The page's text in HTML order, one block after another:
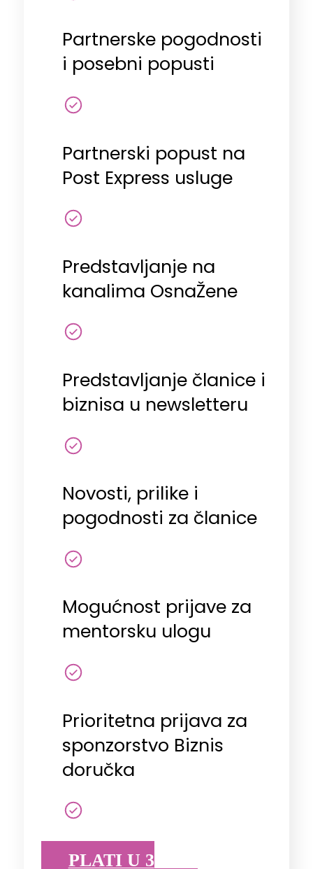
Partnerske pogodnosti
i posebni popusti
Partnerski popust na
Post Express usluge
Predstavljanje na
kanalima OsnaŽene
Predstavljanje članice i
biznisa u newsletteru
Novosti, prilike i
pogodnosti za članice
Mogućnost prijave za
mentorsku ulogu
Prioritetna prijava za
sponzorstvo Biznis
doručka
PLATI U 3